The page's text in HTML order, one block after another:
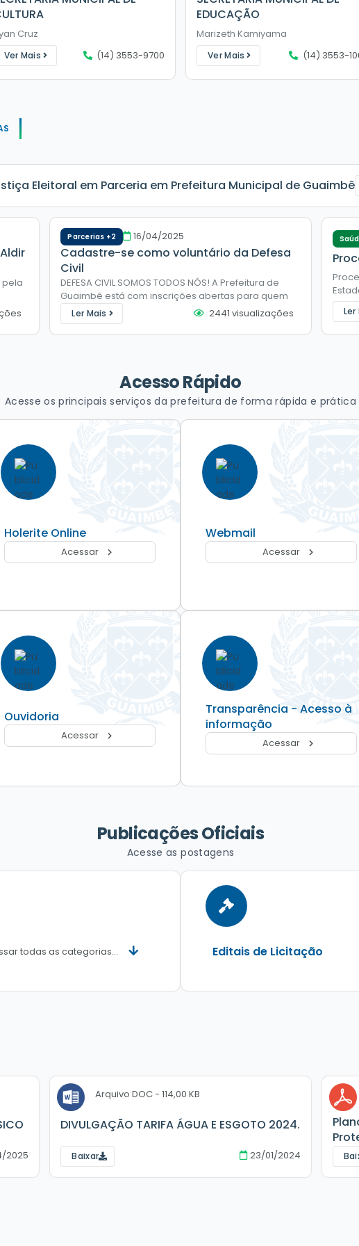
Cruz
(14) 3553-9700
Ver Mais
EDUCAÇÃO
Marizeth Kamiyama
(14) 3553-
Ver Mais
Eleitoral em Parceria em Prefeitura Municipal de Guaimbê
pela
Cadastre-se como voluntário da Defesa
Civil
16/04/2025
Parcerias +2
2441 visualizações
DEFESA CIVIL SOMOS TODOS NÓS! A Prefeitura de
Guaimbê está com inscrições abertas para quem
deseja atuar como voluntário da Defesa Civil
Municipal. Essa é a sua chance de fazer a diferença
na sua comunidade, ajudando em ações de...
Ler Mais Ler
Acesso Rápido
Acesse os principais serviços da prefeitura de forma rápida e prática
Holerite Online
Acessar
Webmail
Acessar
Ouvidoria
Acessar
Transparência - Acesso à
informação
Acessar
Publicações Oficiais
Acesse as postagens
todas as categorias... Editais de Licitação
2025
DIVULGAÇÃO TARIFA ÁGUA E ESGOTO 2024.
23/01/2024
DOC 114,00 KB
Baixar